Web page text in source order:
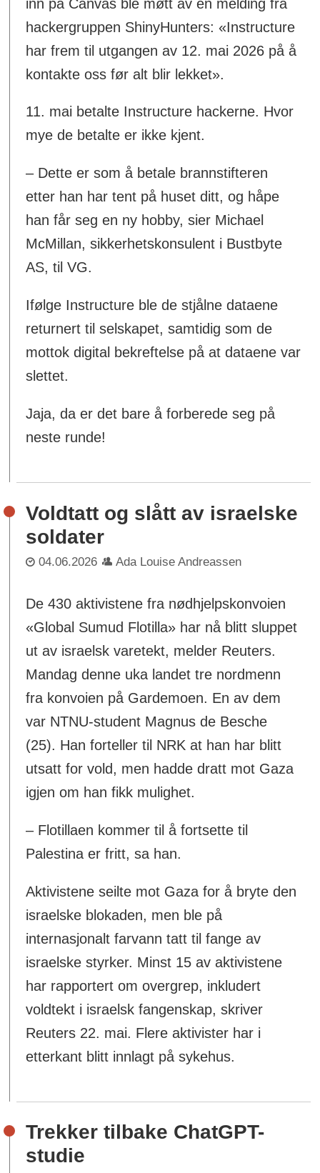
inn på Canvas ble møtt av en melding fra
hackergruppen ShinyHunters: «Instructure
har frem til utgangen av 12. mai 2026 på å
kontakte oss før alt blir lekket».
11. mai betalte Instructure hackerne. Hvor
mye de betalte er ikke kjent.
– Dette er som å betale brannstifteren
etter han har tent på huset ditt, og håpe
han får seg en ny hobby, sier Michael
McMillan, sikkerhetskonsulent i Bustbyte
AS, til VG.
Ifølge Instructure ble de stjålne dataene
returnert til selskapet, samtidig som de
mottok digital bekreftelse på at dataene var
slettet.
Jaja, da er det bare å forberede seg på
neste runde!
Voldtatt og slått av israelske
soldater
04.06.2026 Ada Louise Andreassen
De 430 aktivistene fra nødhjelpskonvoien
«Global Sumud Flotilla» har nå blitt sluppet
ut av israelsk varetekt, melder Reuters.
Mandag denne uka landet tre nordmenn
fra konvoien på Gardemoen. En av dem
var NTNU-student Magnus de Besche
(25). Han forteller til NRK at han har blitt
utsatt for vold, men hadde dratt mot Gaza
igjen om han fikk mulighet.
– Flotillaen kommer til å fortsette til
Palestina er fritt, sa han.
Aktivistene seilte mot Gaza for å bryte den
israelske blokaden, men ble på
internasjonalt farvann tatt til fange av
israelske styrker. Minst 15 av aktivistene
har rapportert om overgrep, inkludert
voldtekt i israelsk fangenskap, skriver
Reuters 22. mai. Flere aktivister har i
etterkant blitt innlagt på sykehus.
Trekker tilbake ChatGPT-
studie